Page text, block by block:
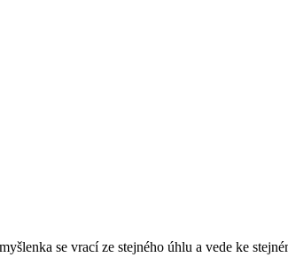
se vrací ze stejného úhlu a vede ke